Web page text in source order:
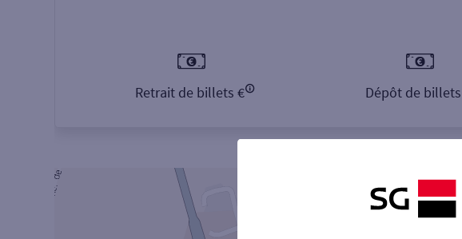
Retrait de billets € Dépôt de